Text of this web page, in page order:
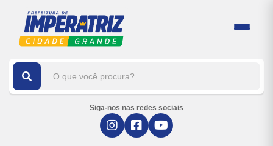
Siga-nos nas redes sociais